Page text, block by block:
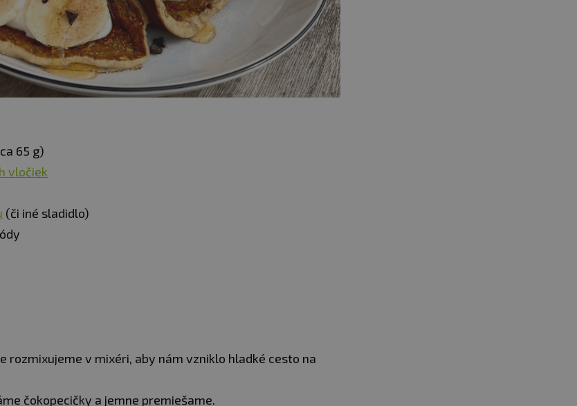
65 g)
vločiek
(či iné sladidlo)
rozmixujeme v mixéri, aby nám vzniklo hladké cesto na
čokopecičky a jemne premiešame.